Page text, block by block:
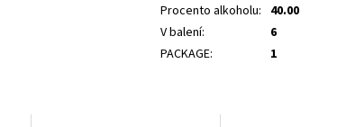
Procento alkoholu: 40.00
V balení:
6
PACKAGE: 1